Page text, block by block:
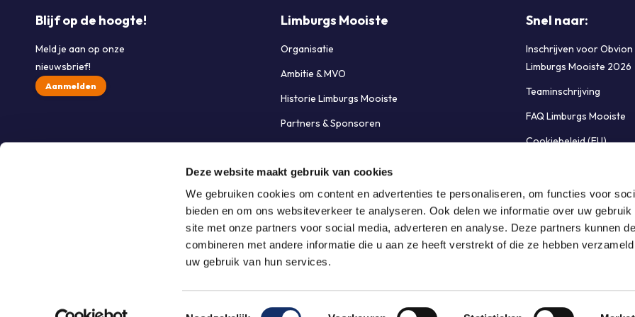
Deze website maakt gebruik van cookies
We gebruiken cookies om content en advertenties te personaliseren, om functies voor
bieden en om ons websiteverkeer te analyseren. Ook delen we informatie over uw gebruik
site met onze partners voor social media, adverteren en analyse. Deze partners kunnen
combineren met andere informatie die u aan ze heeft verstrekt of die ze hebben
uw gebruik van hun services.
Toestemmingsselectie
Blijf op de hoogte!
Meld je aan op onze
nieuwsbrief!
Aanmelden
Limburgs Mooiste
Organisatie
Ambitie & MVO
Historie Limburgs Mooiste
Partners & Sponsoren
Contact opnemen
Snel naar:
Inschrijven voor Obvion
Limburgs Mooiste 2026
Teaminschrijving
FAQ Limburgs Mooiste
Cookiebeleid (EU)